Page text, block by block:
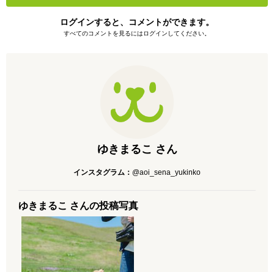
ログインすると、コメントができます。
すべてのコメントを見るにはログインしてください。
ゆきまるこ さん
インスタグラム： @aoi_sena_yukinko
ゆきまるこ さんの投稿写真